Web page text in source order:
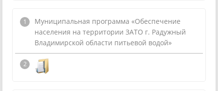
Муниципальная программа «Обеспечение
населения на территории ЗАТО г. Радужный
Владимирской области питьевой водой»